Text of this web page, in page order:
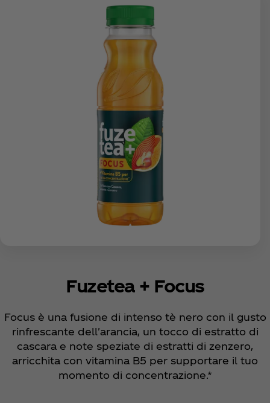
Fuzetea + Focus
Focus è una fusione di intenso tè nero con il gusto
rinfrescante dell'arancia, un tocco di estratto di
cascara e note speziate di estratti di zenzero,
arricchita con vitamina B5 per supportare il tuo
momento di concentrazione.*